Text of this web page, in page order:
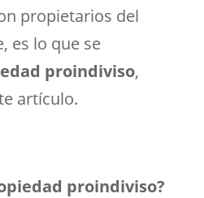
propietarios del
es lo que se
proindiviso,
artículo.
proindiviso?